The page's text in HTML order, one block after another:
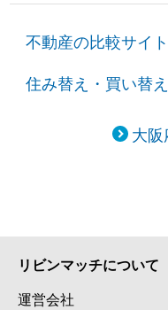
不動産の比較サイ
住み替え・買い替え
大
リビンマッチについて
運営会社